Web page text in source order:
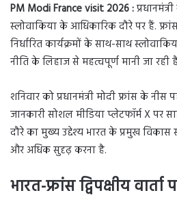
PM Modi France visit 2026 :
स्लोवाकिया के आधिकारिक दौरे पर हैं.
निर्धारित कार्यक्रमों के साथ-साथ
नीति के लिहाज से महत्वपूर्ण मानी जा रही
शनिवार को प्रधानमंत्री मोदी फ्रांस के नीस
जानकारी सोशल मीडिया प्लेटफॉर्म X पर
दौरे का मुख्य उद्देश्य भारत के प्रमुख
और अधिक सुदृढ़ करना है.
भारत-फ्रांस द्विपक्षीय